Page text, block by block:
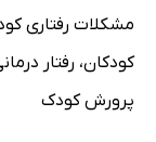
مشکلات رفتاری
کودکان، رفتار
پرورش کودک